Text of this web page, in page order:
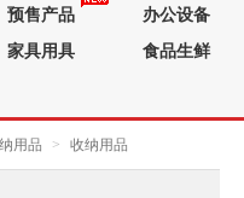
预售产品
办公设备
家具用具
食品生鲜
用品 > 收纳用品